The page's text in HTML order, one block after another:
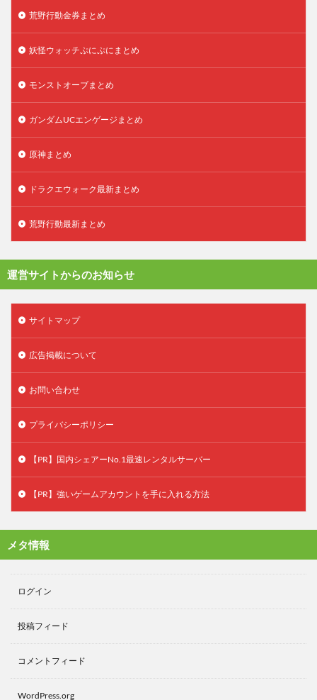
荒野行動金券まとめ
妖怪ウォッチぷにぷにまとめ
モンストオーブまとめ
ガンダムUCエンゲージまとめ
原神まとめ
ドラクエウォーク最新まとめ
荒野行動最新まとめ
運営サイトからのお知らせ
サイトマップ
広告掲載について
お問い合わせ
プライバシーポリシー
【PR】国内シェアーNo.1最速レンタルサーバー
【PR】強いゲームアカウントを手に入れる方法
メタ情報
ログイン
投稿フィード
コメントフィード
WordPress.org